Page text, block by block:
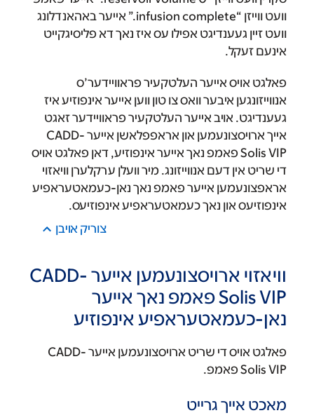
וועט ווייזן “infusion complete.” אייער באהאנדלונג
וועט זיין געענדיגט אפילו עס איז נאך דא פליסיגקייט
אינעם זעקל.
פאלגט אויס אייער העלטקעיר פראוויידער’ס
אנווייזונגען איבער וואס צו טון ווען אייער אינפוזיע איז
געענדיגט. אויב אייער העלטקעיר פראוויידער זאגט
אייך ארויסצונעמען און אראפפלאשן אייער CADD-
Solis VIP פאמפ נאך אייער אינפוזיע, דאן פאלגט אויס
די שריט אין דעם אנווייזונג. מיר וועלן ערקלערן וויאזוי
אראפצונעמען אייער פאמפ נאך נאן-כעמאטעראפיע
אינפוזיעס און נאך כעמאטעראפיע אינפוזיעס.
צוריק אױבן
וויאזוי ארויסצונעמען אייער CADD-
Solis VIP פאמפ נאך אייער
נאן-כעמאטעראפיע אינפוזיע
פאלגט אויס די שריט ארויסצונעמען אייער CADD-
Solis VIP פאמפ.
מאכט אייך גרייט